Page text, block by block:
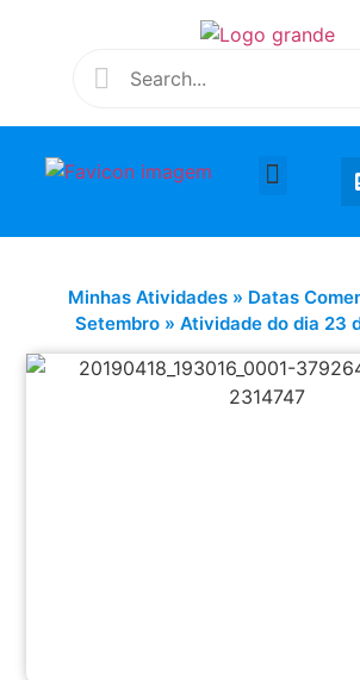
Minhas Atividades» Datas
Setembro» Atividade do dia 23